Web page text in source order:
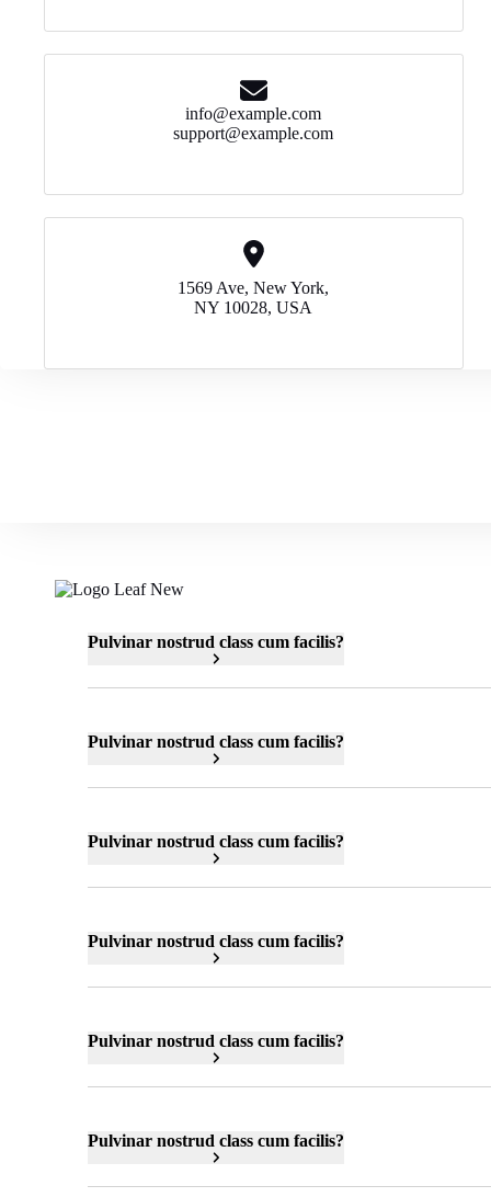
info@example.com
support@example.com
1569 Ave, New York,
NY 10028, USA
Pulvinar nostrud class cum facilis?
Pulvinar nostrud class cum facilis?
Pulvinar nostrud class cum facilis?
Pulvinar nostrud class cum facilis?
Pulvinar nostrud class cum facilis?
Pulvinar nostrud class cum facilis?